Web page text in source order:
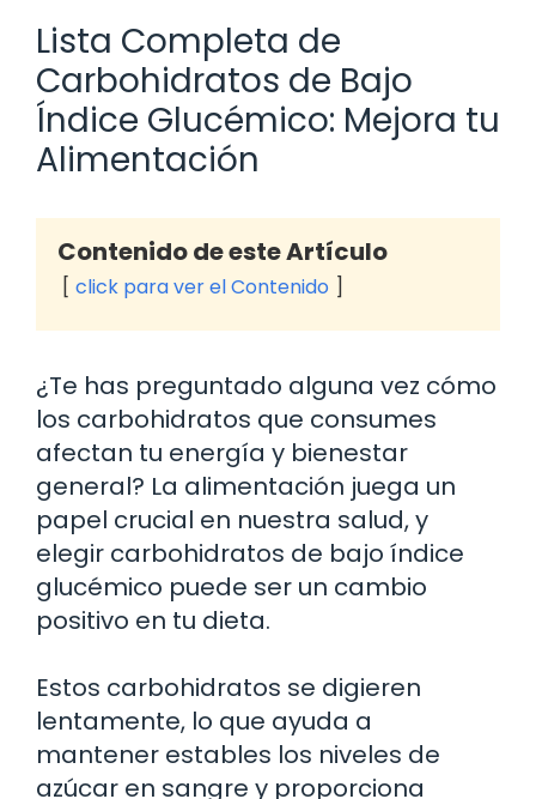
Lista Completa de
Carbohidratos de Bajo
Índice Glucémico: Mejora tu
Alimentación
Contenido de este Artículo
click para ver el Contenido
¿Te has preguntado alguna vez cómo
los carbohidratos que consumes
afectan tu energía y bienestar
general? La alimentación juega un
papel crucial en nuestra salud, y
elegir carbohidratos de bajo índice
glucémico puede ser un cambio
positivo en tu dieta.
Estos carbohidratos se digieren
lentamente, lo que ayuda a
mantener estables los niveles de
azúcar en sangre y proporciona